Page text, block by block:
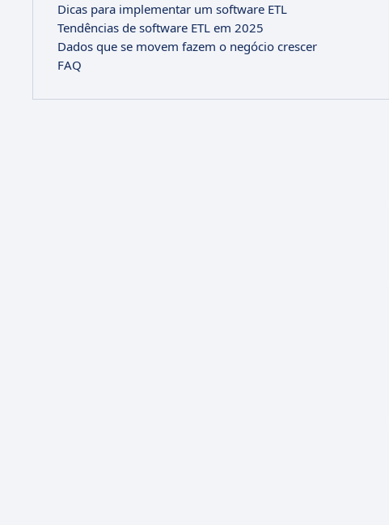
Dicas para implementar um software ETL
Tendências de software ETL em 2025
Dados que se movem fazem o negócio crescer
FAQ